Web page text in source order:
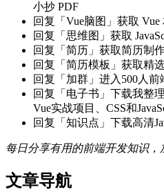
小抄 PDF
回复「Vue脑图」获取 Vue
回复「思维图」获取
回复「简历」获取简历制
回复「简历模板」获取精
回复「加群」进入500人前
回复「电子书」下载我整
Vue实战项目、CSS和
回复「知识点」下载高清
每日分享有用的前端开发知识，
文章导航